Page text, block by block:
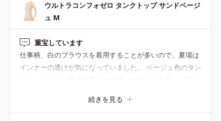
ウルトラコンフォゼロ タンクトップ サンドベージ
ュ M
重宝しています
仕事柄、白のブラウスを着用することが多いので、夏場は
インナーの透けが気になっていました。 ベージュ色のタン
クトップなら、透けを気にせず使いやすそうと思い、同じ
しました。 結果的に、インナーの透け問題は解決できまし
た
生地はよく伸びて、身体に程よくフィットします。
続きを見る